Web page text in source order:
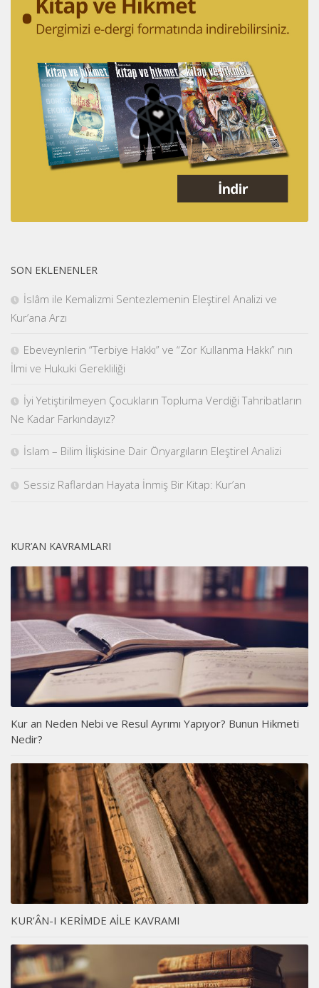
SON EKLENENLER
İslâm ile Kemalizmi Sentezlemenin Eleştirel Analizi ve
Kur’ana Arzı
Ebeveynlerin “Terbiye Hakkı” ve “Zor Kullanma Hakkı” nın
İlmi ve Hukuki Gerekliliği
İyi Yetiştirilmeyen Çocukların Topluma Verdiği Tahribatların
Ne Kadar Farkındayız?
İslam – Bilim İlişkisine Dair Önyargıların Eleştirel Analizi
Sessiz Raflardan Hayata İnmiş Bir Kitap: Kur’an
KUR’AN KAVRAMLARI
Kur an Neden Nebi ve Resul Ayrımı Yapıyor? Bunun Hikmeti
Nedir?
KUR’ÂN-I KERİMDE AİLE KAVRAMI